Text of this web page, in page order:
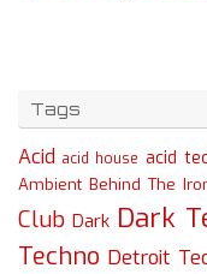
Tags
Acid acid house acid
Ambient Behind The
Club Dark Dark
Techno Detroit